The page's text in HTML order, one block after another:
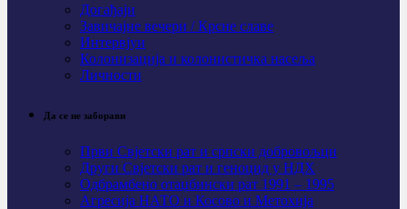
Догађаји
Завичајне вечери / Крсне славе
Интервјуи
Колонизација и колонистичка насеља
Личности
Да се не заборави
Први Свјeтски рат и српски добровољци
Други Свјетски рат и геноцид у НДХ
Одбрамбено отаџбински рат 1991 – 1995
Агресија НАТО и Косово и Метохија